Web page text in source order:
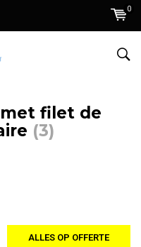
0
filet de
(3)
ALLES OP OFFERTE